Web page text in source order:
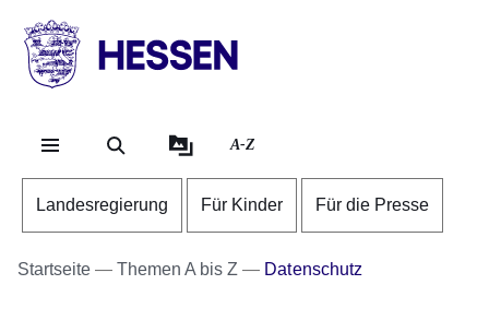
HESSEN
Landesregierung
A-Z
Landesregierung Für Kinder Für die Presse
Startseite Themen A bis Z Datenschutz